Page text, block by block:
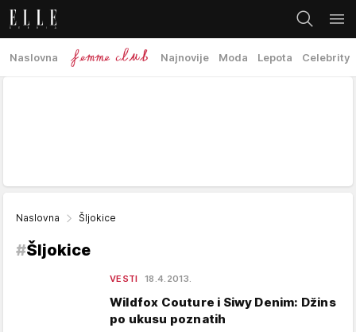
Naslovna Najnovije Moda Lepota Celebrity
Naslovna Šljokice
#Šljokice
VESTI 18.4.2013.
Wildfox Couture i Siwy Denim: Džins
po ukusu poznatih